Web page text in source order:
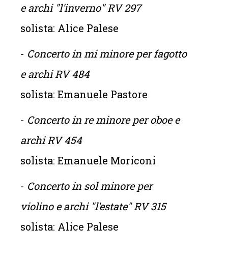
e archi "l'inverno" RV 297
solista: Alice Palese
- Concerto in mi minore per fagotto
e archi RV 484
solista: Emanuele Pastore
- Concerto in re minore per oboe e
archi RV 454
solista: Emanuele Moriconi
- Concerto in sol minore per
violino e archi "l'estate" RV 315
solista: Alice Palese